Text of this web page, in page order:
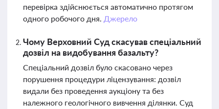
перевірка здійснюється автоматично протягом
одного робочого дня. Джерело
Чому Верховний Суд скасував спеціальний
дозвіл на видобування базальту?
Спеціальний дозвіл було скасовано через
порушення процедури ліцензування: дозвіл
видали без проведення аукціону та без
належного геологічного вивчення ділянки. Суд